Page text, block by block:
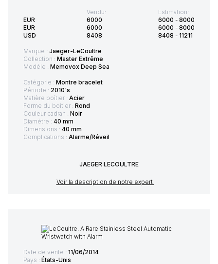
EUR
EUR
USD
Vendu:
6000
6000
8408
Estimation:
6000 - 8000
6000 - 8000
8408 - 11211
Marque : Jaeger-LeCoultre
Collection : Master Extrême
Modèle : Memovox Deep Sea
Catégorie : Montre bracelet
Période : 2010's
Matière boîtier : Acier
Forme du boitier : Rond
Couleur cadran : Noir
Diamètre : 40 mm
Dimensions : 40 mm
Complications : Alarme/Réveil
JAEGER LECOULTRE
Voir la description de notre expert
Date de vente : 11/06/2014
Pays : États-Unis